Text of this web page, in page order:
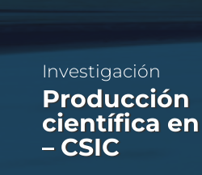
Investigación
Producción
científica
– CSIC